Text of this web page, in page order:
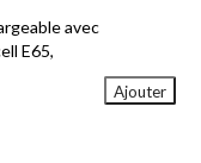
avec
E65,
Ajouter